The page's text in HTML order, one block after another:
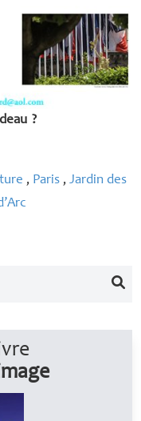
?
, Paris ,Jardin des